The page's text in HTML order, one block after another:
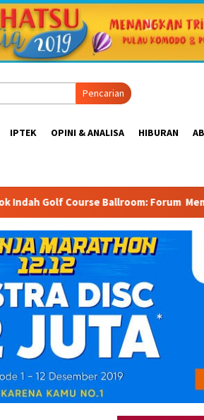
Pencarian
IPTEK OPINI & ANALISA HIBURAN
Forum Mempertemukan